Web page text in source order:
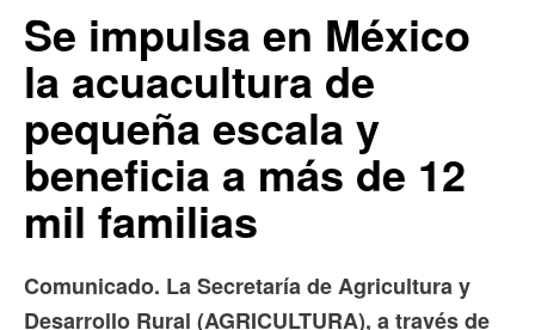
Se impulsa en México
la acuacultura de
pequeña escala y
beneficia a más de 12
mil familias
Comunicado. La Secretaría de Agricultura y
Desarrollo Rural (AGRICULTURA), a través de